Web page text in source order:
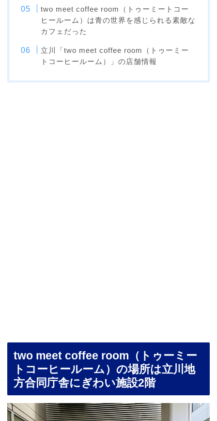
two meet coffee room（トゥーミートコー
ヒールーム）は青の世界を感じられる素敵な
カフェだった
立川「two meet coffee room（トゥーミー
トコーヒールーム）」の店舗情報
two meet coffee room（トゥーミー
トコーヒールーム）の場所は立川地
方合同庁舎にぎわい施設2階